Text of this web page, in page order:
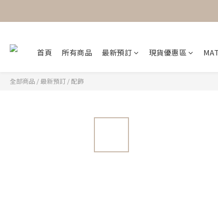
首頁 所有商品 最新預訂 現貨優惠區
全部商品 /最新預訂 /配飾